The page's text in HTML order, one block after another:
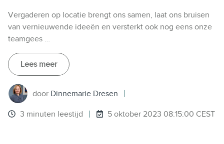
Vergaderen op locatie brengt ons samen, laat ons bruisen
van vernieuwende ideeën en versterkt ook nog eens onze
teamgees …
Lees meer
door Dinnemarie Dresen
3 minuten leestijd 5 oktober 2023 08:15:00 CEST